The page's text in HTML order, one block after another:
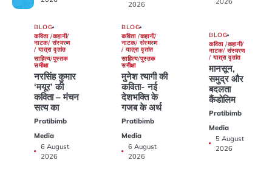
2026
BLOG
कविता /कहानी/
नाटक/ संस्मरण
/ यात्रा वृतांत
साहित्य/पुस्तक
समीक्षा
नरसिंह कुमार
‘मयूर’ की
कविता – मंचन
सत्य का
Pratibimb
Media
6 August
2026
BLOG
कविता /कहानी/
नाटक/ संस्मरण
/ यात्रा वृतांत
साहित्य/पुस्तक
समीक्षा
मुनेश त्यागी की
कविता- नई
देशभक्ति के
गजब के अर्थ
Pratibimb
Media
6 August
2026
BLOG
कविता /कहानी/
नाटक/ संस्मरण
/ यात्रा वृतांत
मानसून,
समुद्र और
बदलता
कैंडोलिम
Pratibimb
Media
5 August
2026